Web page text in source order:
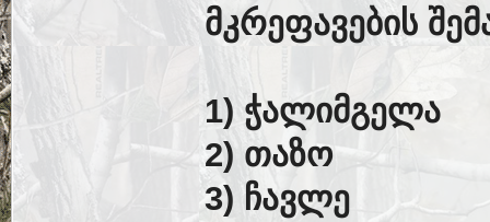
მკრეფავების
1) ჭალიმგელა
2) თაზო
3) ჩავლე